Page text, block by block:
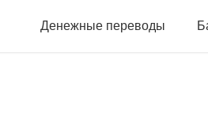
Денежные переводы